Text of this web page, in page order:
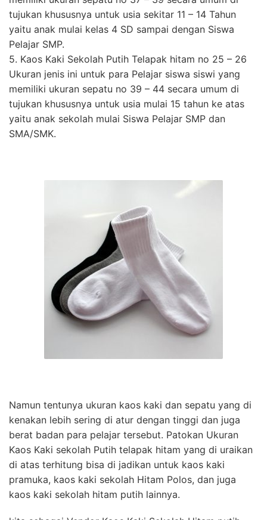
tujukan khususnya untuk usia sekitar 11 – 14 Tahun
yaitu anak mulai kelas 4 SD sampai dengan Siswa
Pelajar SMP.
5. Kaos Kaki Sekolah Putih Telapak hitam no 25 – 26
Ukuran jenis ini untuk para Pelajar siswa siswi yang
memiliki ukuran sepatu no 39 – 44 secara umum di
tujukan khususnya untuk usia mulai 15 tahun ke atas
yaitu anak sekolah mulai Siswa Pelajar SMP dan
SMA/SMK.
Namun tentunya ukuran kaos kaki dan sepatu yang di
kenakan lebih sering di atur dengan tinggi dan juga
berat badan para pelajar tersebut. Patokan Ukuran
Kaos Kaki sekolah Putih telapak hitam yang di uraikan
di atas terhitung bisa di jadikan untuk kaos kaki
pramuka, kaos kaki sekolah Hitam Polos, dan juga
kaos kaki sekolah hitam putih lainnya.